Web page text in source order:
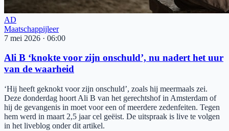
AD
Maatschappijleer
7 mei 2026 · 06:00
Ali B ‘knokte voor zijn onschuld’, nu nadert het uur
van de waarheid
‘Hij heeft geknokt voor zijn onschuld’, zoals hij meermaals zei.
Deze donderdag hoort Ali B van het gerechtshof in Amsterdam of
hij de gevangenis in moet voor een of meerdere zedenfeiten. Tegen
hem werd in maart 2,5 jaar cel geëist. De uitspraak is live te volgen
in het liveblog onder dit artikel.